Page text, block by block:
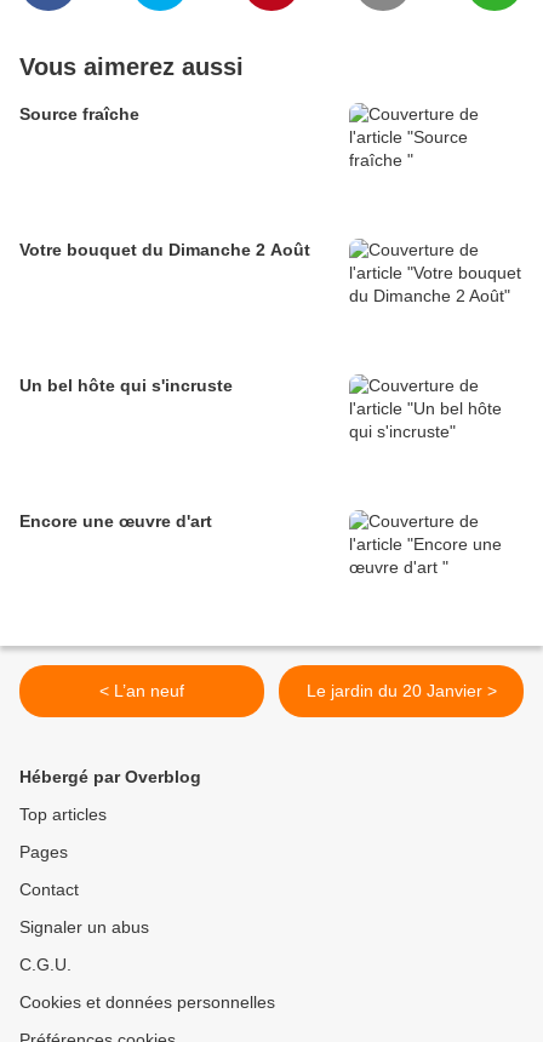
Vous aimerez aussi
Source fraîche
Votre bouquet du Dimanche 2 Août
Un bel hôte qui s'incruste
Encore une œuvre d'art
< L’an neuf Le jardin du 20 Janvier >
Hébergé par Overblog
Top articles
Pages
Contact
Signaler un abus
C.G.U.
Cookies et données personnelles